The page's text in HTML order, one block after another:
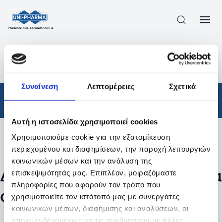
Συναίνεση Λεπτομέρειες Σχετικά
Αυτή η ιστοσελίδα χρησιμοποιεί cookies
Χρησιμοποιούμε cookie για την εξατομίκευση
περιεχομένου και διαφημίσεων, την παροχή λειτουργιών
κοινωνικών μέσων και την ανάλυση της
επισκεψιμότητάς μας. Επιπλέον, μοιραζόμαστε
πληροφορίες που αφορούν τον τρόπο που
χρησιμοποιείτε τον ιστότοπό μας με συνεργάτες
κοινωνικών μέσων, διαφήμισης και αναλύσεων, οι
οποίοι ενδεχομένως να τις συνδυάσουν με άλλες
ΠΡΟΪΟΝΤΑ
ΑΠΟΤΕΛΕΣΜΑΤΑ ΑΝΑΖΗΤΗΣΗΣ
Φάρμακα
Φίλτρα
Δεν βρέθηκαν προϊόντα με τα
συγκεκριμένα φίλτρα